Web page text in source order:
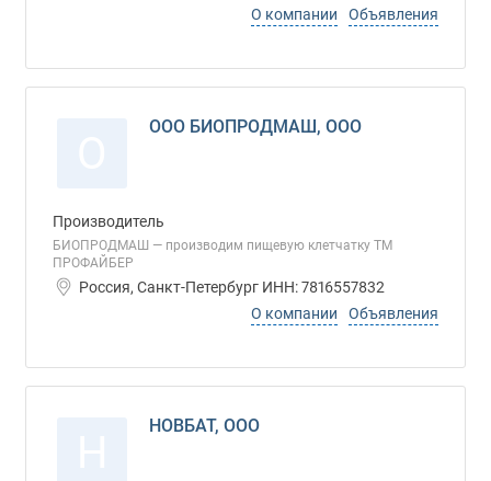
О компании
Объявления
ООО БИОПРОДМАШ, ООО
Производитель
БИОПРОДМАШ — производим пищевую клетчатку ТМ
ПРОФАЙБЕР
Россия, Санкт-Петербург ИНН: 7816557832
О компании
Объявления
НОВБАТ, ООО